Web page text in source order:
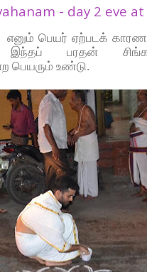
- day 2 eve
எனும் பெயர் ஏற்படக்
இந்தப் பரதன்
பெயரும் உண்டு.